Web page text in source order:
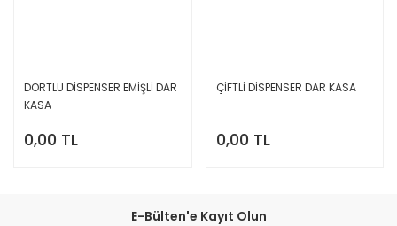
DÖRTLÜ DİSPENSER EMİŞLİ DAR
KASA
0,00 TL
ÇİFTLİ DİSPENSER DAR KASA
0,00 TL
E-Bülten'e Kayıt Olun